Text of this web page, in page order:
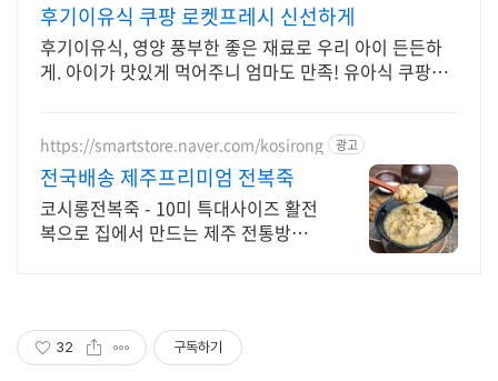
후기이유식 쿠팡 로켓프레시 신선하게
후기이유식, 영양 풍부한 좋은 재료로 우리 아이 든든하
게. 아이가 맛있게 먹어주니 엄마도 만족! 유아식 쿠팡에
https://smartstore.naver.com/kosirong 광고
전국배송 제주프리미엄 전복죽
코시롱전복죽 - 10미 특대사이즈 활전
복으로 집에서 만드는 제주 전통방식
32 구독하기